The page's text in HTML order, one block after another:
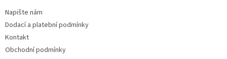
Napište nám
Dodací a platební podmínky
Kontakt
Obchodní podmínky